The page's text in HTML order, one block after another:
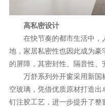
高私密设计
在快节奏的都市生活中，
地，家居私密性也因此成为
的屏障，其密封性、隔音性、
万舒系列外开窗采用新国
空玻璃，凭借优质原材打造
钉注胶工艺，进一步提升了